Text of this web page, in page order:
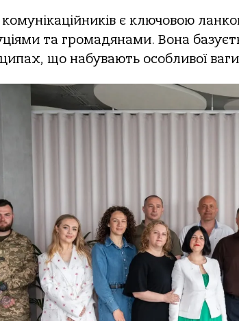
є ключовою
та громадянами. Вона
що набувають особливої